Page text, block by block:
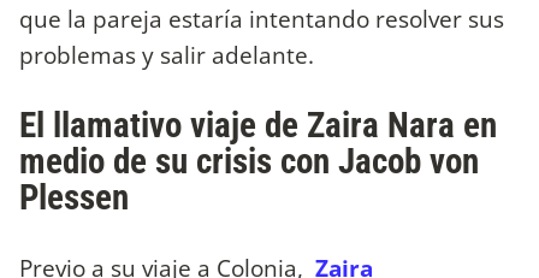
que la pareja estaría intentando resolver sus
problemas y salir adelante.
El llamativo viaje de Zaira Nara en
medio de su crisis con Jacob von
Plessen
Previo a su viaje a Colonia, Zaira